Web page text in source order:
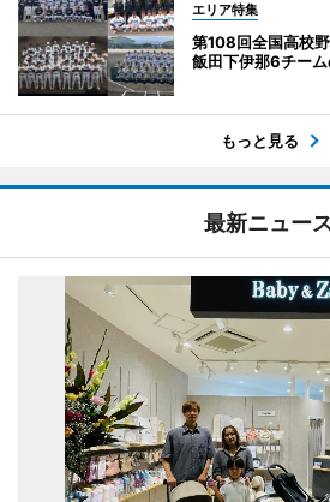
エリア特集
第108回全国高校
飯田下伊那6チー
もっと見る
最新ニュー